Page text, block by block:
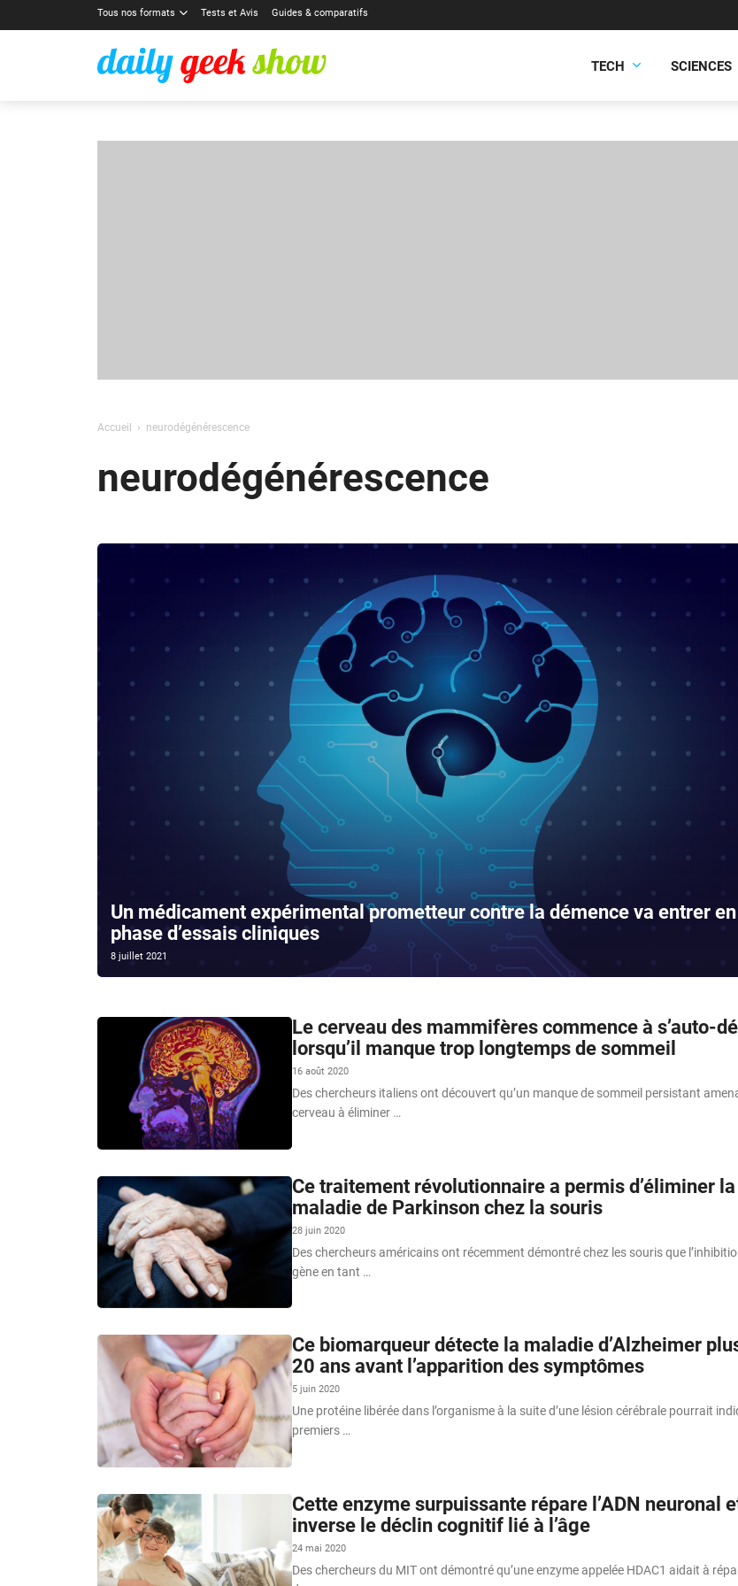
Tous nos formats Tests et Avis Guides & comparatifs
TECH SCIENCES
Accueil neurodégénérescence
neurodégénérescence
Un médicament expérimental prometteur contre la démence va entrer en
phase d’essais cliniques
8 juillet 2021
Le cerveau des mammifères commence à s’auto-
lorsqu’il manque trop longtemps de sommeil
16 août 2020
Des chercheurs italiens ont découvert qu’un manque de sommeil persistant
cerveau à éliminer …
Ce traitement révolutionnaire a permis d’éliminer la
maladie de Parkinson chez la souris
28 juin 2020
Des chercheurs américains ont récemment démontré chez les souris que
gène en tant …
Ce biomarqueur détecte la maladie d’Alzheimer
20 ans avant l’apparition des symptômes
5 juin 2020
Une protéine libérée dans l’organisme à la suite d’une lésion cérébrale pourrait
premiers …
Cette enzyme surpuissante répare l’ADN neuronal
inverse le déclin cognitif lié à l’âge
24 mai 2020
Des chercheurs du MIT ont démontré qu’une enzyme appelée HDAC1 aidait à